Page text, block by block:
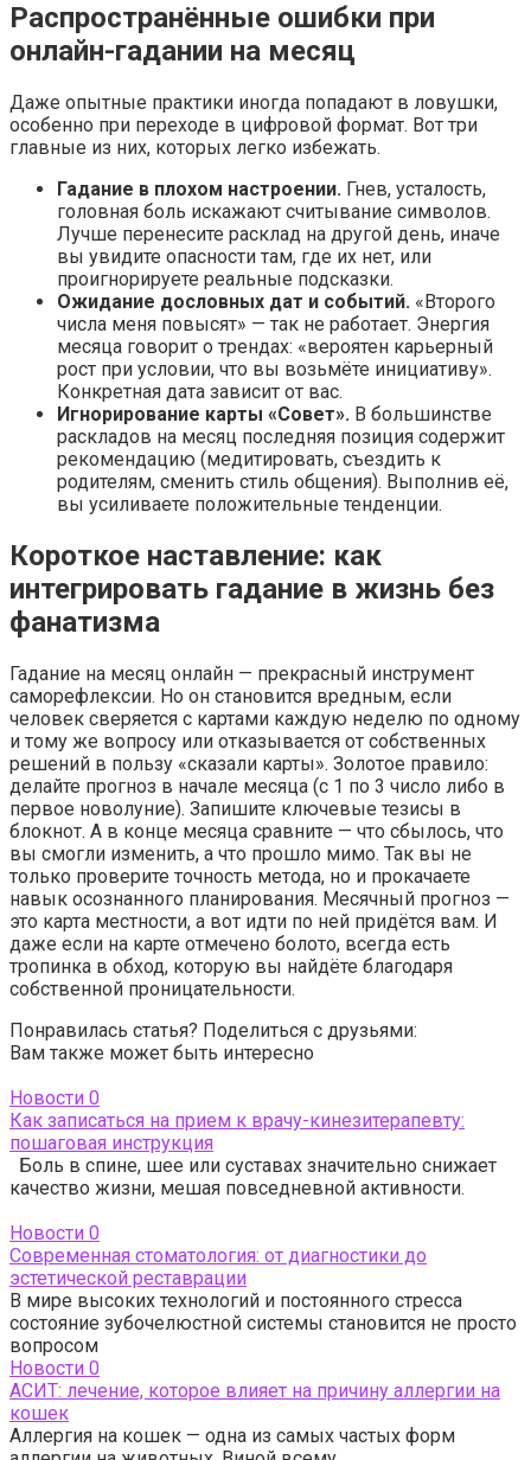
Распространённые ошибки при
онлайн-гадании на месяц
Даже опытные практики иногда попадают в ловушки,
особенно при переходе в цифровой формат. Вот три
главные из них, которых легко избежать.
Гадание в плохом настроении. Гнев, усталость,
головная боль искажают считывание символов.
Лучше перенесите расклад на другой день, иначе
вы увидите опасности там, где их нет, или
проигнорируете реальные подсказки.
Ожидание дословных дат и событий. «Второго
числа меня повысят» — так не работает. Энергия
месяца говорит о трендах: «вероятен карьерный
рост при условии, что вы возьмёте инициативу».
Конкретная дата зависит от вас.
Игнорирование карты «Совет». В большинстве
раскладов на месяц последняя позиция содержит
рекомендацию (медитировать, съездить к
родителям, сменить стиль общения). Выполнив её,
вы усиливаете положительные тенденции.
Короткое наставление: как
интегрировать гадание в жизнь без
фанатизма
Гадание на месяц онлайн — прекрасный инструмент
саморефлексии. Но он становится вредным, если
человек сверяется с картами каждую неделю по одному
и тому же вопросу или отказывается от собственных
решений в пользу «сказали карты». Золотое правило:
делайте прогноз в начале месяца (с 1 по 3 число либо в
первое новолуние). Запишите ключевые тезисы в
блокнот. А в конце месяца сравните — что сбылось, что
вы смогли изменить, а что прошло мимо. Так вы не
только проверите точность метода, но и прокачаете
навык осознанного планирования. Месячный прогноз —
это карта местности, а вот идти по ней придётся вам. И
даже если на карте отмечено болото, всегда есть
тропинка в обход, которую вы найдёте благодаря
собственной проницательности.
Понравилась статья? Поделиться с друзьями:
Вам также может быть интересно
Новости 0
Как записаться на прием к врачу-кинезитерапевту:
пошаговая инструкция
Боль в спине, шее или суставах значительно снижает
качество жизни, мешая повседневной активности.
Новости 0
Современная стоматология: от диагностики до
эстетической реставрации
В мире высоких технологий и постоянного стресса
состояние зубочелюстной системы становится не просто
вопросом
Новости 0
АСИТ: лечение, которое влияет на причину аллергии на
кошек
Аллергия на кошек — одна из самых частых форм